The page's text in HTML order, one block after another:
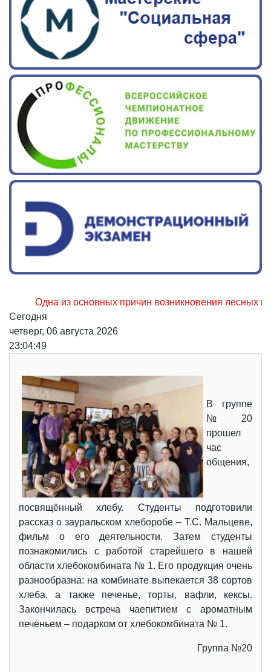
Одна из основных причин возникновения лесных
Сегодня
четверг, 06 августа 2026
23:04:50
В группе
№20
прошел
час
общения,
посвящённый хлебу. Студенты подготовили
рассказ о зауральском хлеборобе – Т.С. Мальцеве,
фильм о его деятельности. Затем студенты
познакомились с работой старейшего в нашей
области хлебокомбината № 1. Его продукция очень
разнообразна: на комбинате выпекается 38 сортов
хлеба, а также печенье, торты, вафли, кексы.
Закончилась встреча чаепитием с ароматным
печеньем – подарком от хлебокомбината № 1.
Группа №20